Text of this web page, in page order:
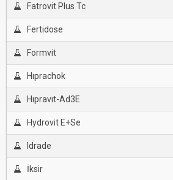
Fatrovit Plus Tc
Fertidose
Formvit
Hıprachok
Hıpravıt-Ad3E
Hydrovit E+Se
Idrade
İksir